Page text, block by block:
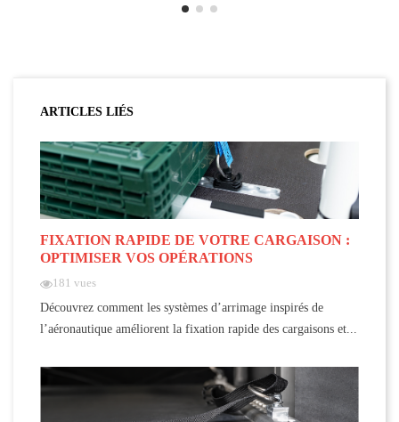
ARTICLES LIÉS
FIXATION RAPIDE DE VOTRE CARGAISON :
OPTIMISER VOS OPÉRATIONS
181 vues
Découvrez comment les systèmes d’arrimage inspirés de
l’aéronautique améliorent la fixation rapide des cargaisons et...